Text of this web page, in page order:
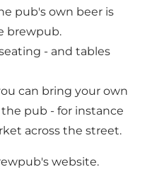
pub's own beer is
brewpub.
- and tables
can bring your own
pub - for instance
across the street.
website.